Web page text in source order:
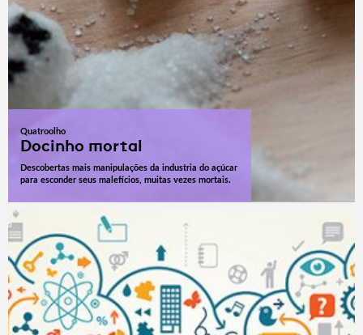
Quatroolho
Docinho mortal
Descobertas mais manipulações da industria do açúcar
para esconder seus malefícios, muitas vezes mortais.